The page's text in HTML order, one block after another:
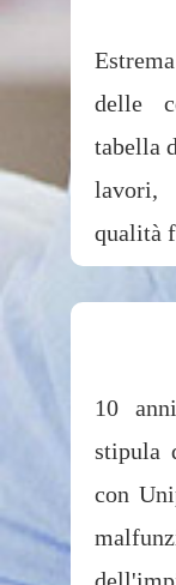
delle
tabella
lavori,
qualità
10
stipula
con